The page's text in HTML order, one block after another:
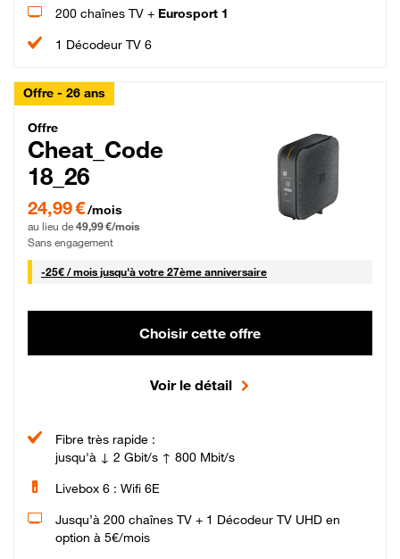
200 chaînes TV + Eurosport 1
1 Décodeur TV 6
Offre - 26 ans
Cheat_Code Fibre_18_26
Offre
Cheat_Code
18_26
24,99 € par mois pendant 0 mois puis 49,99 € par mois, Sans engagement
24,99 €/mois
au lieu de 49,99 €/mois
Sans engagement
-25€ / mois25 € par mois
jusqu'à votre 27ème anniversaire
Choisir cette offre
Voir le détail
Fibre très rapide :
jusqu'à ↓ 2 Gbit/s ↑ 800 Mbit/s
Livebox 6 : Wifi 6E
Jusqu’à 200 chaînes TV + 1 Décodeur TV UHD en
option à 5€/mois